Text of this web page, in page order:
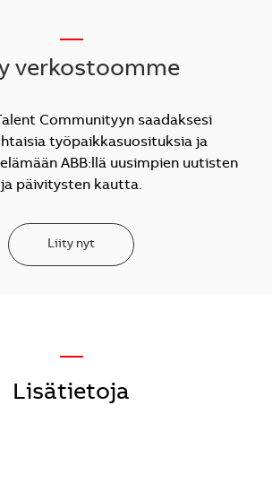
verkostoomme
Communityyn saadaksesi
työpaikkasuosituksia ja
ABB:llä uusimpien uutisten
ja päivitysten kautta.
Liity nyt
—
Lisätietoja